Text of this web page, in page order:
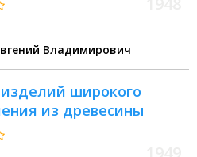
Владимирович
широкого
из древесины